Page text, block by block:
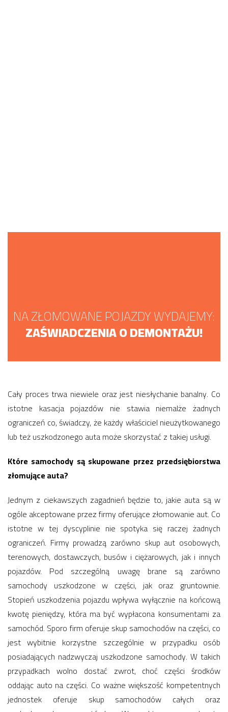
NA ZŁOMOWANE POJAZDY WYDAJEMY:
ZAŚWIADCZENIA O DEMONTAŻU!
Cały proces trwa niewiele oraz jest niesłychanie banalny. Co
istotne kasacja pojazdów nie stawia niemalże żadnych
ograniczeń co, świadczy, że każdy właściciel nieużytkowanego
lub też uszkodzonego auta może skorzystać z takiej usługi.
Które samochody są skupowane przez przedsiębiorstwa
złomujące auta?
Jednym z ciekawszych zagadnień będzie to, jakie auta są w
ogóle akceptowane przez firmy oferujące złomowanie aut. Co
istotne w tej dyscyplinie nie spotyka się raczej żadnych
ograniczeń. Firmy prowadzą zarówno skup aut osobowych,
terenowych, dostawczych, busów i ciężarowych, jak i innych
pojazdów. Pod szczególną uwagę brane są zarówno
samochody uszkodzone w części, jak oraz gruntownie.
Stopień uszkodzenia pojazdu wpływa wyłącznie na końcową
kwotę pieniędzy, która ma być wypłacona konsumentami za
samochód. Sporo firm oferuje skup samochodów na części, co
jest wybitnie korzystne szczególnie w przypadku osób
posiadających nadzwyczaj uszkodzone samochody. W takich
przypadkach wolno dostać zwrot, choć części środków
oddając auto na części. Co ważne większość kompetentnych
jednostek oferuje skup samochodów całych oraz